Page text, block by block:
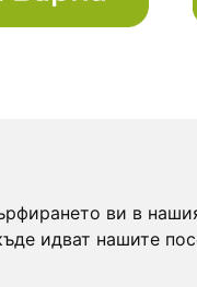
ви в
идват нашите